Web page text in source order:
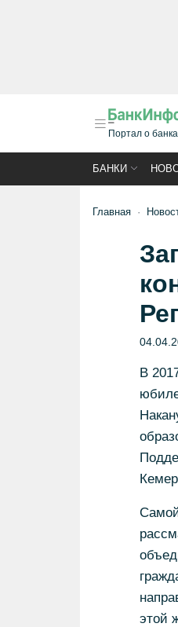
Портал о
БАНКИ
Главная
В
этой